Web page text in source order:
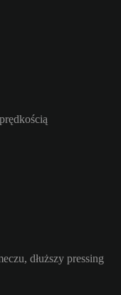
dłuższy pressing